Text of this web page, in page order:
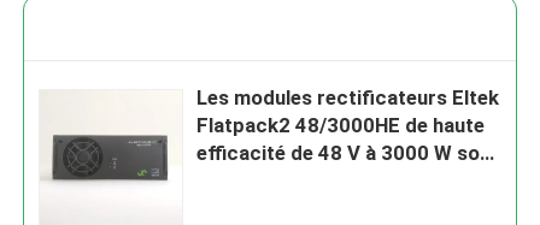
Les modules rectificateurs Eltek
Flatpack2 48/3000HE de haute
efficacité de 48 V à 3000 W sont